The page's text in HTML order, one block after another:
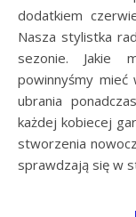
dodatkiem
Nasza stylistka
sezonie. Jakie
powinnyśmy
ubrania
każdej kobiecej
stworzenia
sprawdzają się w